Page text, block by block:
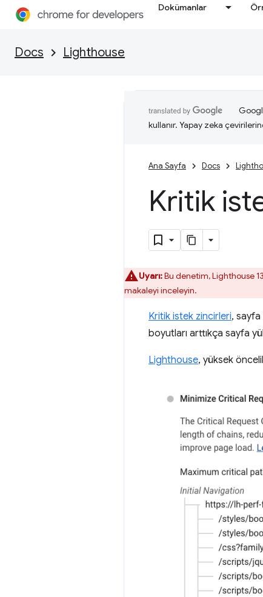
Dokümanlar
Docs Lighthouse
kullanır. Yapay zeka
Ana Sayfa Docs
Kritik
Uyarı:Bu denetim, Lighthouse
makaleyi inceleyin.
Kritik istek zincirleri, sayfa
boyutları arttıkça sayfa
Lighthouse, yüksek